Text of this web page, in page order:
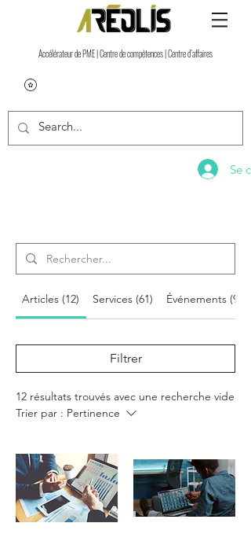
Accélérateur de PME | Centre de compétences | Centre d’affaires
Se
Articles (12) Services (61) Événements (9)
Filtrer
12 résultats trouvés avec une recherche vide
Trier par : Pertinence